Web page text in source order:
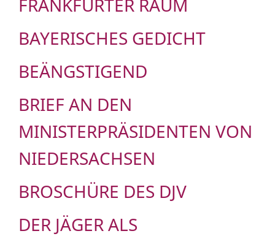
FRANKFURTER RAUM
BAYERISCHES GEDICHT
BEÄNGSTIGEND
BRIEF AN DEN
MINISTERPRÄSIDENTEN VON
NIEDERSACHSEN
BROSCHÜRE DES DJV
DER JÄGER ALS